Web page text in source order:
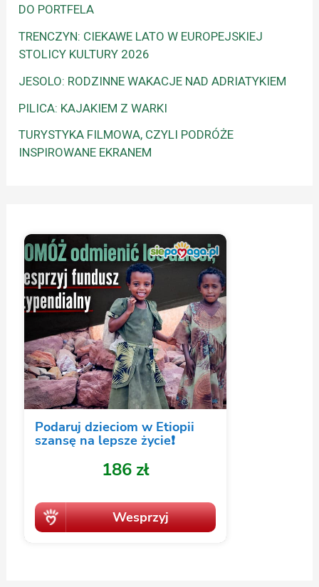
DO PORTFELA
TRENCZYN: CIEKAWE LATO W EUROPEJSKIEJ
STOLICY KULTURY 2026
JESOLO: RODZINNE WAKACJE NAD ADRIATYKIEM
PILICA: KAJAKIEM Z WARKI
TURYSTYKA FILMOWA, CZYLI PODRÓŻE
INSPIROWANE EKRANEM